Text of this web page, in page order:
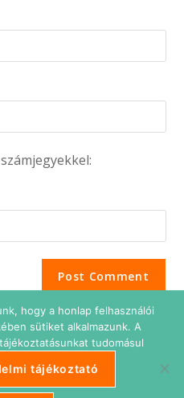
Süti beállítások
hogy a honlap felhasználói
sütiket alkalmazunk. A
tudomásul
tájékoztató